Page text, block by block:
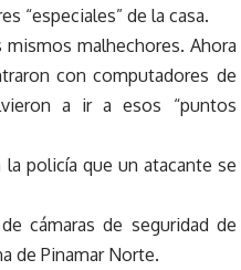
“especiales” de la casa.
malhechores. Ahora
con computadores de
a ir a esos “puntos
policía que un atacante se
cámaras de seguridad de
de Pinamar Norte.